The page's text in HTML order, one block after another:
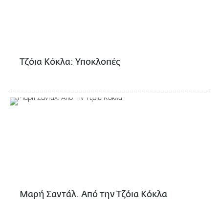
Τζόια Κόκλα: Υποκλοπές
Μαρή Σαντάλ. Από την Τζόια Κόκλα